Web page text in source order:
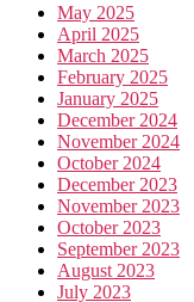
May 2025
April 2025
March 2025
February 2025
January 2025
December 2024
November 2024
October 2024
December 2023
November 2023
October 2023
September 2023
August 2023
July 2023